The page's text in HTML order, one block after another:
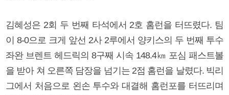
김혜성은 2회 두 번째 타석에서 2호 홈런을 터뜨렸다. 팀
이 8-0으로 크게 앞선 2사 2루에서 양키스의 두 번째 투수
좌완 브렌트 헤드릭의 8구째 시속 148.4㎞ 포심 패스트볼
을 받아 쳐 오른쪽 담장을 넘기는 2점 홈런을 날렸다. 빅리
그에서 처음으로 왼손 투수와 대결해 홈런포를 터뜨리며